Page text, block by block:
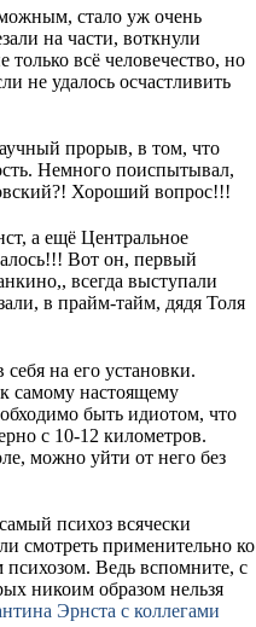
стало уж очень
на части, воткнули
всё человечество, но
не удалось осчастливить
прорыв, в том, что
Немного поиспытывал,
Хороший вопрос!!!
а ещё Центральное
Вот он, первый
всегда выступали
в прайм-тайм, дядя Толя
на его установки.
самому настоящему
быть идиотом, что
с 10-12 километров.
можно уйти от него без
психоз всячески
смотреть применительно ко
Ведь вспомните, с
никоим образом нельзя
Эрнста с коллегами